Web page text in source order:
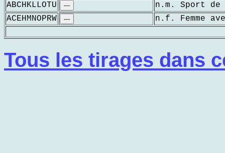
ABCHKLLOTU
---
n.m. Sport
ACEHMNOPRW
--- n.f. Femme
Tous les tirages dans